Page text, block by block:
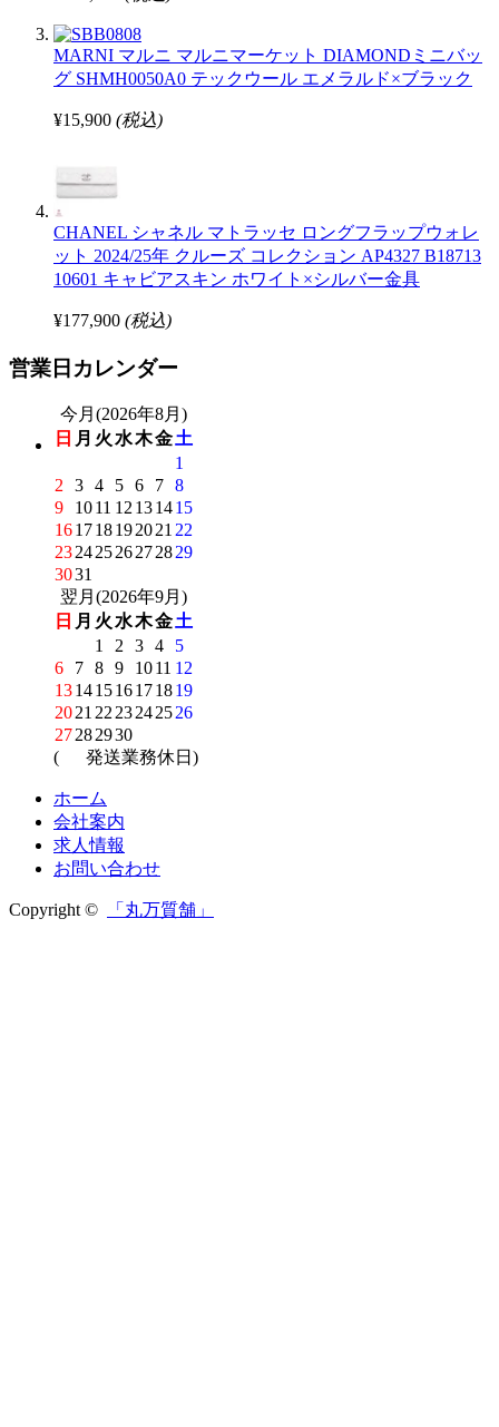
MARNI マルニ マルニマーケット DIAMONDミニバッ
グ SHMH0050A0 テックウール エメラルド×ブラック
¥15,900 (税込)
CHANEL シャネル マトラッセ ロングフラップウォレ
ット 2024/25年 クルーズ コレクション AP4327 B18713
10601 キャビアスキン ホワイト×シルバー金具
¥177,900 (税込)
営業日カレンダー
今月(2026年8月)
日 月 火 水木金土
1
2
3 4 5 6 7 8
9
1011 12 131415
161718192021 22
23242526272829
3031
翌月(2026年9月)
日 月 火 水木金土
1
2 3 4
5
6
7 8 9 1011 12
13141516171819
2021 22 23242526
27282930
(
発送業務休日)
ホーム
会社案内
求人情報
お問い合わせ
Copyright © 「丸万質舗」